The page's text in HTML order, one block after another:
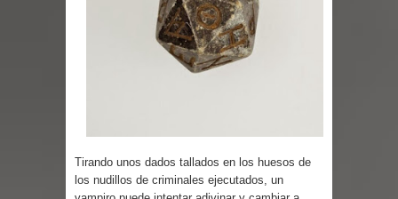
Parte 01: El Enemigo Interior
Exaltados y Muertos Vivientes
Parte 09: Los Muertos Cuentan
Tirando unos dados tallados en los huesos de
los nudillos de criminales ejecutados, un